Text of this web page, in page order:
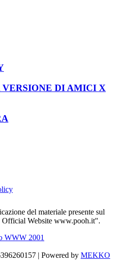
VERSIONE DI AMICI X
del materiale presente sul
Official Website www.pooh.it".
WWW 2001
| Powered by MEKKO